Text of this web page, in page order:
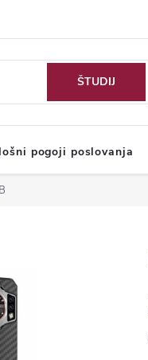
pogoji poslovanja